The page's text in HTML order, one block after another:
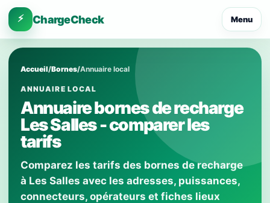
⚡ ChargeCheck Menu
Accueil/Bornes/Annuaire local
ANNUAIRE LOCAL
Annuaire bornes de recharge
Les Salles - comparer les
tarifs
Comparez les tarifs des bornes de recharge
à Les Salles avec les adresses, puissances,
connecteurs, opérateurs et fiches lieux